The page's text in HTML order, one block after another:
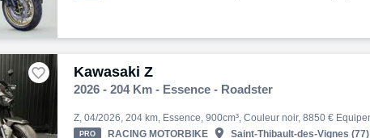
Kawasaki Z

2026 - 204 Km - Essence - Roadster
PRO RACING MOTORBIKE  Saint-Thibault-des-Vignes (77)